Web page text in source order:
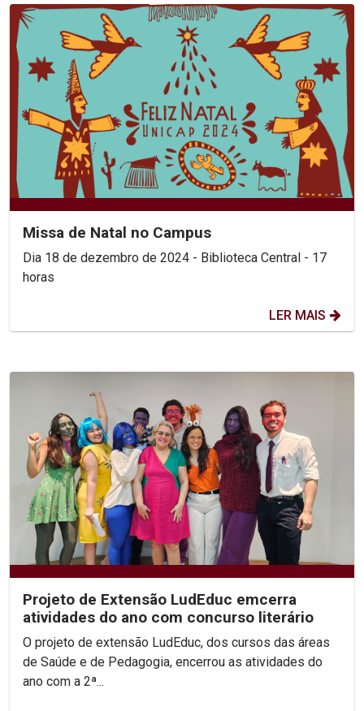
Missa de Natal no Campus
Dia 18 de dezembro de 2024 - Biblioteca Central - 17
horas
LER MAIS
Projeto de Extensão LudEduc emcerra
atividades do ano com concurso literário
O projeto de extensão LudEduc, dos cursos das áreas
de Saúde e de Pedagogia, encerrou as atividades do
ano com a 2ª...